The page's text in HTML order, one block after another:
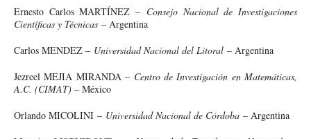
Ernesto Carlos MARTÍNEZ – Consejo Nacional de Investigaciones
Científicas y Técnicas– Argentina
Carlos MENDEZ – Universidad Nacional del Litoral– Argentina
Jezreel MEJIA MIRANDA – Centrode Investigación en Matemáticas,
A.C. (CIMAT) – México
Orlando MICOLINI – Universidad Nacional de Córdoba– Argentina